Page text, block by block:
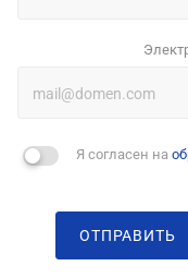
Я согласен на
ОТПРАВИТЬ